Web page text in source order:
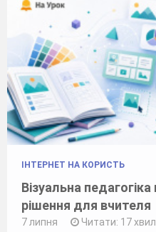
ІНТЕРНЕТ НА КОРИСТЬ
Візуальна
рішення для вчителя
7 липня Читати: 17